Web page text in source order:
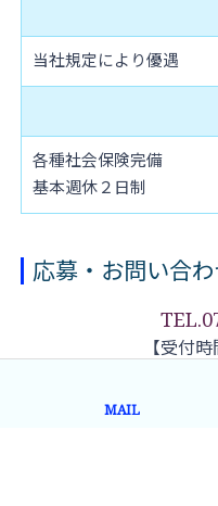
当社規定により優遇
各種社会保険完備
基本週休２日制
応募・お問い合わ
【受付
お問い
MAIL